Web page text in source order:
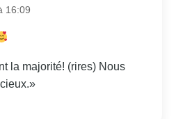
16:09
la majorité! (rires) Nous